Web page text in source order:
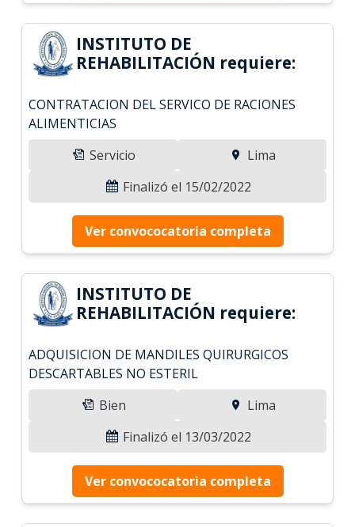
INSTITUTO DE
REHABILITACIÓN requiere:
CONTRATACION DEL SERVICO DE RACIONES
ALIMENTICIAS
Servicio
Lima
Finalizó el 15/02/2022
Ver convococatoria completa
INSTITUTO DE
REHABILITACIÓN requiere:
ADQUISICION DE MANDILES QUIRURGICOS
DESCARTABLES NO ESTERIL
Bien
Lima
Finalizó el 13/03/2022
Ver convococatoria completa